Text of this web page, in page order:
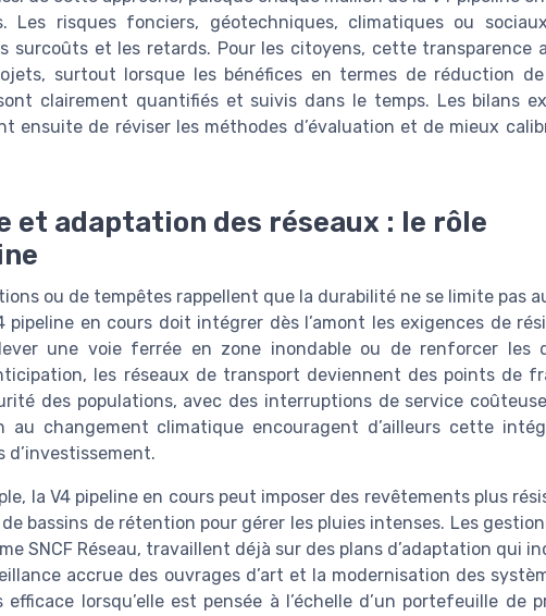
Les risques fonciers, géotechniques, climatiques ou
surcoûts et les retards. Pour les citoyens, cette transparence
surtout lorsque les bénéfices en termes de réduction
clairement quantifiés et suivis dans le temps. Les bilans
ensuite de réviser les méthodes d’évaluation et de mieux
et adaptation des réseaux : le rôle
ou de tempêtes rappellent que la durabilité ne se limite pas
en cours doit intégrer dès l’amont les exigences de
une voie ferrée en zone inondable ou de renforcer les
les réseaux de transport deviennent des points de
des populations, avec des interruptions de service
au changement climatique encouragent d’ailleurs cette
d’investissement.
la V4 pipeline en cours peut imposer des revêtements plus
bassins de rétention pour gérer les pluies intenses. Les
SNCF Réseau, travaillent déjà sur des plans d’adaptation qui
accrue des ouvrages d’art et la modernisation des
lorsqu’elle est pensée à l’échelle d’un portefeuille de